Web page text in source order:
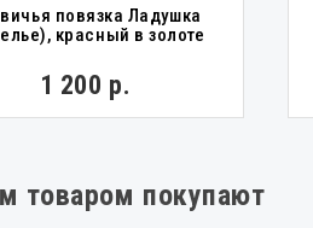
повязка Ладушка
красный в золоте
1 200 р.
товаром покупают